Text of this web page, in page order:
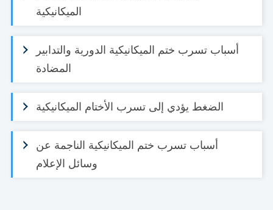
الميكانيكية
أسباب تسرب ختم الميكانيكية الدورية والتدابير
المضادة
الضغط يؤدي إلى تسرب الأختام الميكانيكية
أسباب تسرب ختم الميكانيكية الناجمة عن
وسائل الإعلام